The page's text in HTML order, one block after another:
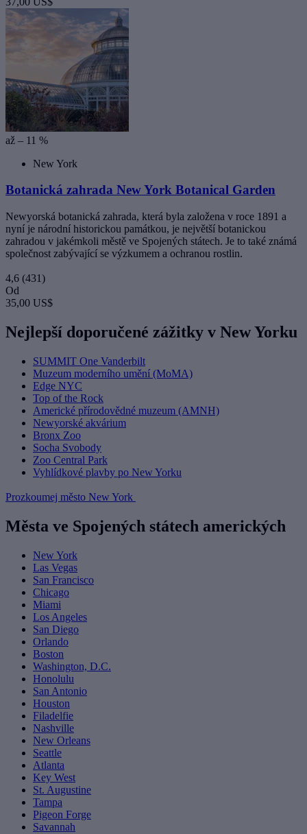
až – 11 %
New York
Botanická zahrada New York Botanical Garden
Newyorská botanická zahrada, která byla založena v roce 1891 a
nyní je národní historickou památkou, je největší botanickou
zahradou v jakémkoli městě ve Spojených státech. Je to také známá
společnost zabývající se výzkumem a ochranou rostlin.
4,6 (431)
Od
35,00 US$
Nejlepší doporučené zážitky v New Yorku
SUMMIT One Vanderbilt
Muzeum moderního umění (MoMA)
Edge NYC
Top of the Rock
Americké přírodovědné muzeum (AMNH)
Newyorské akvárium
Bronx Zoo
Socha Svobody
Zoo Central Park
Vyhlídkové plavby po New Yorku
Prozkoumej město New York
Města ve Spojených státech amerických
New York
Las Vegas
San Francisco
Chicago
Miami
Los Angeles
San Diego
Orlando
Boston
Washington, D.C.
Honolulu
San Antonio
Houston
Filadelfie
Nashville
New Orleans
Seattle
Atlanta
Key West
St. Augustine
Tampa
Pigeon Forge
Savannah